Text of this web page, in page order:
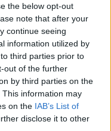
the below opt-out
note that after your
continue seeing
information utilized by
third parties prior to
out of the further
by third parties on the
This information may
on the IAB’s List of
disclose it to other
5 perc